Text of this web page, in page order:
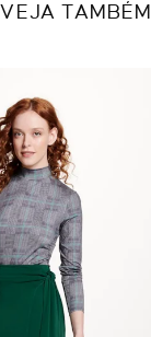
VEJA TAMBÉM